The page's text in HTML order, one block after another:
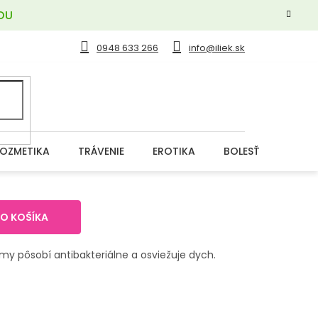
0948 633 266 info@iliek.sk
TRÁVENIE EROTIKA BOLESŤ
KOŠÍKA
pôsobí antibakteriálne a osviežuje dych.